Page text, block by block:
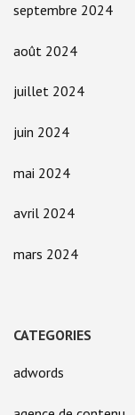
septembre 2024
août 2024
juillet 2024
juin 2024
mai 2024
avril 2024
mars 2024
CATEGORIES
adwords